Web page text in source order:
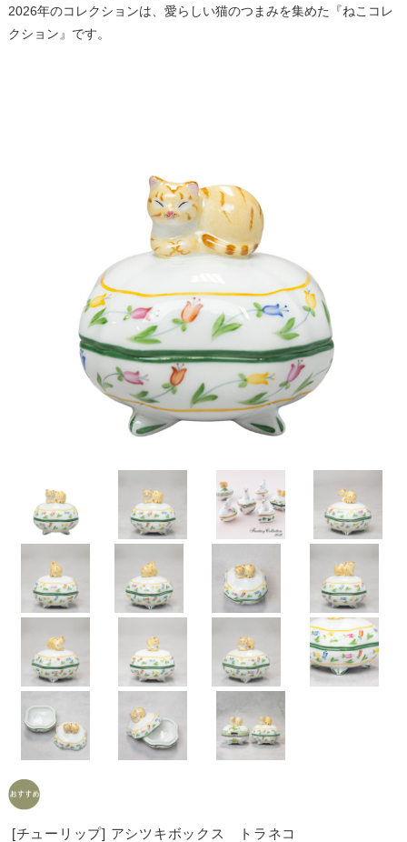
2026年のコレクションは、愛らしい猫のつまみを集めた『ねこコレ
クション』です。
[チューリップ] アシツキボックス トラネコ